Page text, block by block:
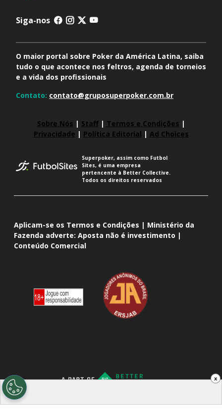
x
Siga-nos
O maior portal sobre Poker da América Latina, saiba
tudo o que acontece nos feltros, agenda de torneios
e a vida dos profissionais
Contato: contato@gruposuperpoker.com.br
Sobre Nós | Staff| Termos e Condições |
Privacidade | Política Editorial | Ad Choices
Superpoker, assim como Futbol
Sites, é uma empresa
pertencente à Better Collective.
Todos os direitos reservados
Aplicam-se os Termos e Condições | Ministério da
Fazenda adverte: Aposta não é investimento |
Conteúdo Comercial